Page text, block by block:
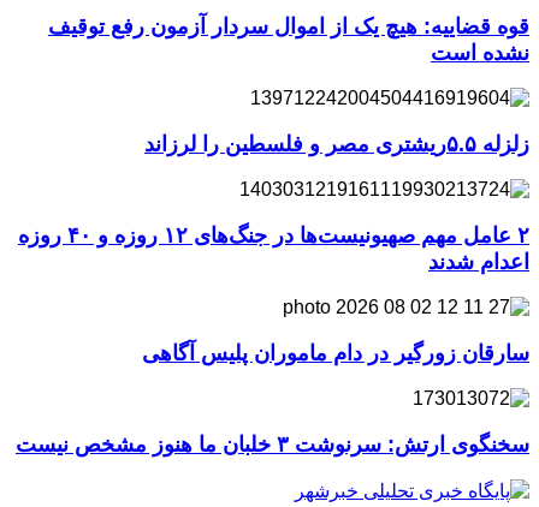
قوه قضاییه: هیچ یک از اموال سردار آزمون رفع توقیف
نشده است
زلزله ۵.۵ریشتری مصر و فلسطین را لرزاند
۲ عامل مهم صهیونیست‌ها در جنگ‌های ۱۲ روزه و ۴۰ روزه
اعدام شدند
سارقان زورگیر در دام ماموران پلیس آگاهی
سخنگوی ارتش: سرنوشت ۳ خلبان ما هنوز مشخص نیست